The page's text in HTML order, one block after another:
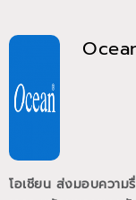
โอเชียน ส่งมอบความ